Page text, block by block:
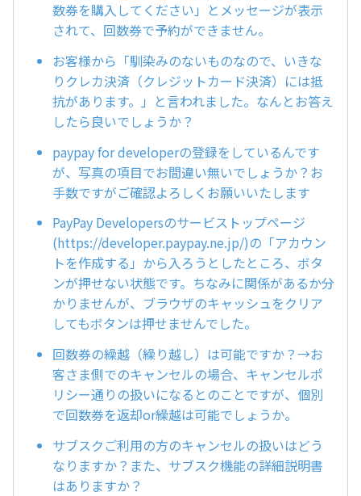
数券を購入してください」とメッセージが表示
されて、回数券で予約ができません。
お客様から「馴染みのないものなので、いきな
りクレカ決済（クレジットカード決済）には抵
抗があります。」と言われました。なんとお答え
したら良いでしょうか？
paypay for developerの登録をしているんです
が、写真の項目でお間違い無いでしょうか？お
手数ですがご確認よろしくお願いいたします
PayPay Developersのサービストップページ
(https://developer.paypay.ne.jp/)の「アカウン
トを作成する」から入ろうとしたところ、ボタ
ンが押せない状態です。ちなみに関係があるか分
かりませんが、ブラウザのキャッシュをクリア
してもボタンは押せませんでした。
回数券の繰越（繰り越し）は可能ですか？→お
客さま側でのキャンセルの場合、キャンセルポ
リシー通りの扱いになるとのことですが、個別
で回数券を返却or繰越は可能でしょうか。
サブスクご利用の方のキャンセルの扱いはどう
なりますか？また、サブスク機能の詳細説明書
はありますか？